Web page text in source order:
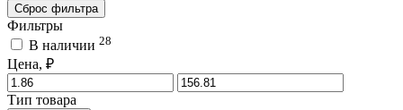
Сброс фильтра
Фильтры
В наличии 28
Цена, ₽
Тип товара